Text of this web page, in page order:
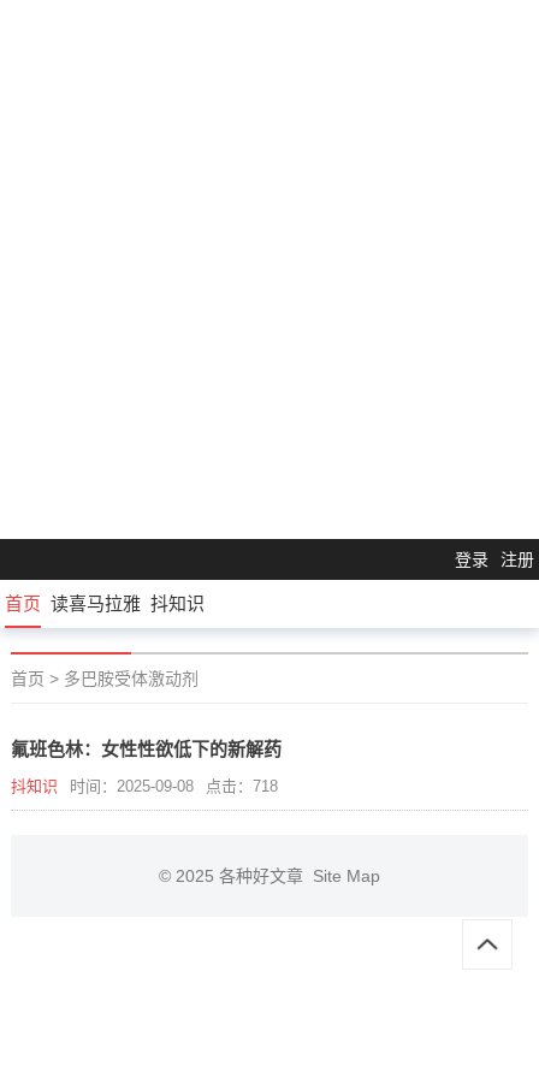
登录 注册
首页 读喜马拉雅 抖知识
首页 > 多巴胺受体激动剂
氟班色林：女性性欲低下的新解药
抖知识 时间：2025-09-08 点击：718
© 2025 各种好文章 Site Map